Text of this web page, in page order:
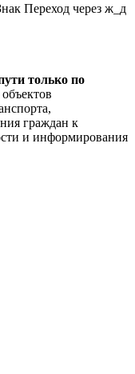
Переход через ж_д
только по
граждан к
и информирования